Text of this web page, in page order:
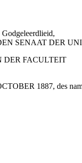
SENAAT DER
DER FACULTEIT
1887, des